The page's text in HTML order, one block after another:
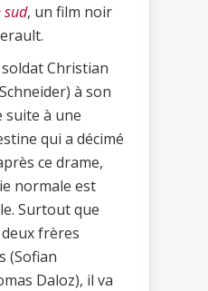
sud, un film noir
Christian
à son
suite à une
qui a décimé
ce drame,
normale est
Surtout que
frères
(Sofian
Daloz), il va